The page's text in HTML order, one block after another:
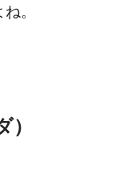
。